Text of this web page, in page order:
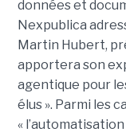
données et
Nexpublica
Martin Hubert,
apportera son
agentique pour
élus ». Parmi les
«